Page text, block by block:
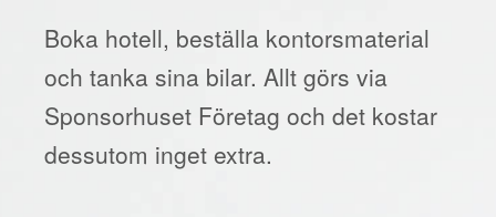
Boka hotell, beställa kontorsmaterial
och tanka sina bilar. Allt görs via
Sponsorhuset Företag och det kostar
dessutom inget extra.